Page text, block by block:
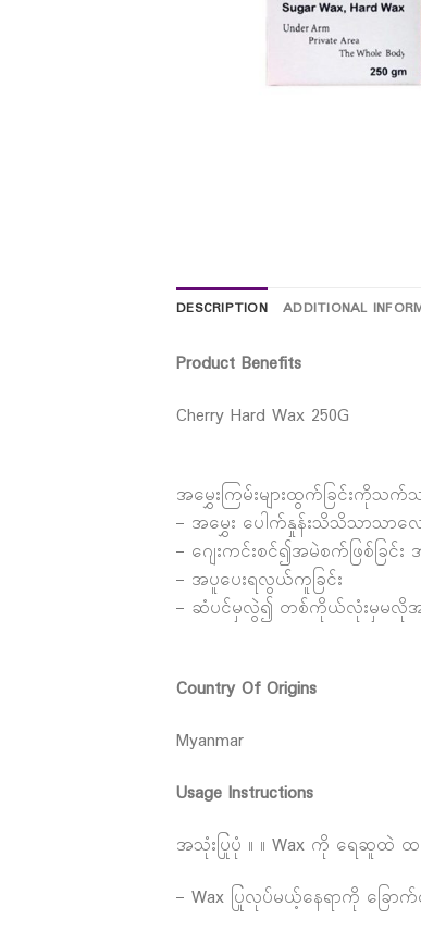
DESCRIPTION ADDITIONAL
Product Benefits
Cherry Hard Wax 250G
အမွှေးကြမ်းများထွက်ခြင်းကိုသက်သ
– အမွှေး ပေါက်နှုန်းသိသိသာသာလျ
– ဂျေးကင်းစင်၍အမဲစက်ဖြစ်ခြ
– အပူပေးရလွယ်ကူခြင်း
– ဆံပင်မှလွဲ၍ တစ်ကိုယ်လုံးမှမလိုအပ်သ
Country Of Origins
Myanmar
Usage Instructions
အသုံးပြုပုံ ။ ။ Wax ကို ရေဆူထဲ
– Wax ပြုလုပ်မယ့်နေရာကို ခြော